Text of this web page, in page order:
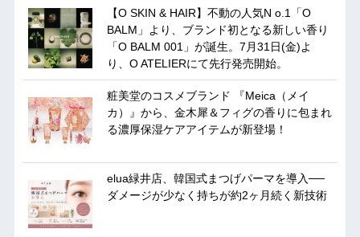
【O SKIN & HAIR】不動の人気N o.1「O
BALM」より、ブランド初となる新しい香り
「O BALM 001」が誕生。7月31日(金)よ
り、O ATELIERにて先行発売開始。
粧美堂のコスメブランド 『Meica（メイ
カ）』から、金木犀＆フィグの香りに包まれ
る濃厚保湿ケアアイテムが新登場！
elua緑井店、韓国式まつげパーマを導入──
ダメージが少なく持ちが約2ヶ月続く新技術